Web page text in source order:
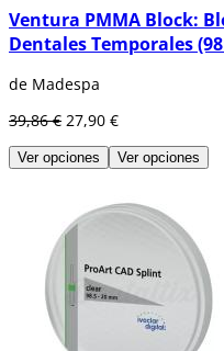
Ventura PMMA Block:
Dentales Temporales
de Madespa
39,86 € 27,90 €
Ver opciones Ver opciones